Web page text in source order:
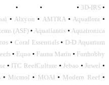
• • • 3D-IRS •
• Alxyon • AMTRA• Aquaflora •
(ASF)• Aquatlantis • Aquatronica
• Coral Essentials• D-D Aquarium
• Equo • Fauna Marin • Funhobby
• ITC ReefCulture •Jebao •Juwel •
• Micmol • MOAI • Modern Reef•